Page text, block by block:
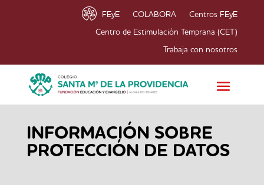
FEyE COLABORA Centros FEyE
Centro de Estimulación Temprana (CET)
Trabaja con nosotros
INFORMACIÓN SOBRE
PROTECCIÓN DE DATOS